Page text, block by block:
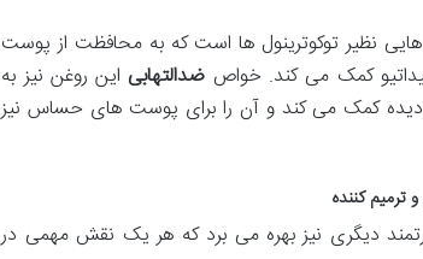
نظیر توکوترینول ها است که به محافظت از پوست
کمک می کند. خواص ضدالتهابیاین روغن نیز به
کمک می کند و آن را برای پوست های حساس نیز
دیگری نیز بهره می برد که هر یک نقش مهمی در